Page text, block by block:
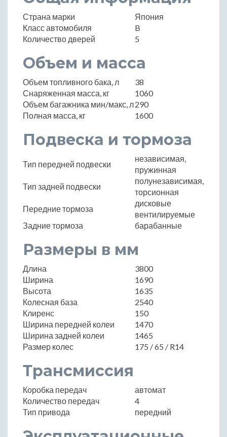
Страна марки
Япония
Класс автомобиля
B
Количество дверей
5
Объем и масса
Объем топливного бака, л
38
Снаряженная масса, кг
1060
Объем багажника мин/макс, л290
Полная масса, кг
1600
Подвеска и тормоза
Тип передней подвески
независимая,
пружинная
Тип задней подвески
полунезависимая,
торсионная
Передние тормоза
дисковые
вентилируемые
Задние тормоза
барабанные
Размеры в мм
Длина
3800
Ширина
1690
Высота
1635
Колесная база
2540
Клиренс
150
Ширина передней колеи
1470
Ширина задней колеи
1465
Размер колес
175 / 65 / R14
Трансмиссия
Коробка передач
автомат
Количество передач
4
Тип привода
передний